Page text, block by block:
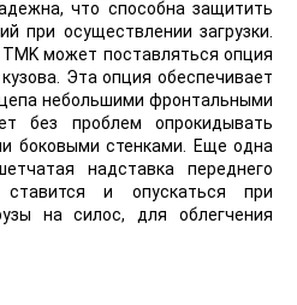
что способна защитить
при осуществлении загрузки.
может поставляться опция
Эта опция обеспечивает
небольшими фронтальными
без проблем опрокидывать
боковыми стенками. Еще одна
надставка переднего
и опускаться при
на силос, для облегчения